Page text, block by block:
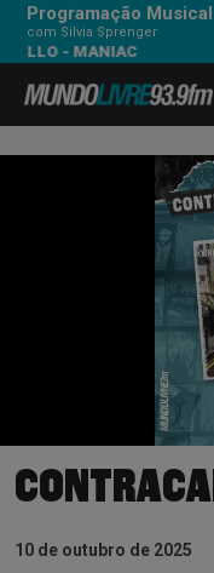
Programação Musical
com Silvia Sprenger
- MANIAC
10 de outubro de 2025